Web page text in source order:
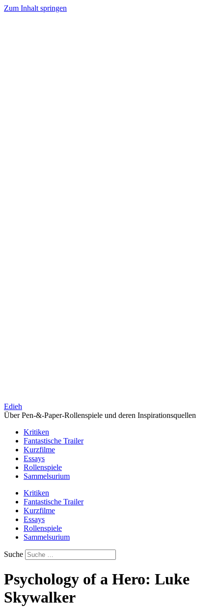
Zum Inhalt springen
Edieh
Über Pen-&-Paper-Rollenspiele und deren Inspirationsquellen
Kritiken
Fantastische Trailer
Kurzfilme
Essays
Rollenspiele
Sammelsurium
Kritiken
Fantastische Trailer
Kurzfilme
Essays
Rollenspiele
Sammelsurium
Suche
Psychology of a Hero: Luke
Skywalker